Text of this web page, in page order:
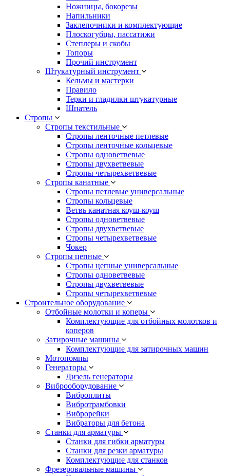
Ножницы, бокорезы
Напильники
Заклепочники и комплектующие
Плоскогубцы, пассатижи
Степлеры и скобы
Топоры
Прочий инструмент
Штукатурный инструмент
Кельмы и мастерки
Правило
Терки и гладилки штукатурные
Шпатель
Стропы
Стропы текстильные
Стропы ленточные петлевые
Стропы ленточные кольцевые
Стропы одноветвевые
Стропы двухветвевые
Стропы четырехветвевые
Стропы канатные
Стропы петлевые универсальные
Стропы кольцевые
Ветвь канатная коуш-коуш
Стропы одноветвевые
Стропы двухветвевые
Стропы четырехветвевые
Чокер
Стропы цепные
Стропы цепные универсальные
Стропы одноветвевые
Стропы двухветвевые
Стропы четырехветвевые
Строительное оборудование
Отбойные молотки и коперы
Комплектующие для отбойных молотков и
коперов
Затирочные машины
Комплектующие для затирочных машин
Мотопомпы
Генераторы
Дизель генераторы
Виброоборудование
Виброплиты
Вибротрамбовки
Виброрейки
Вибраторы для бетона
Станки для арматуры
Станки для гибки арматуры
Станки для резки арматуры
Комплектующие для станков
Фрезеровальные машины